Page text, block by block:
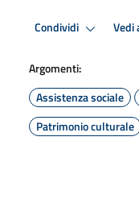
Condividi Vedi
Argomenti:
Assistenza sociale
Patrimonio culturale